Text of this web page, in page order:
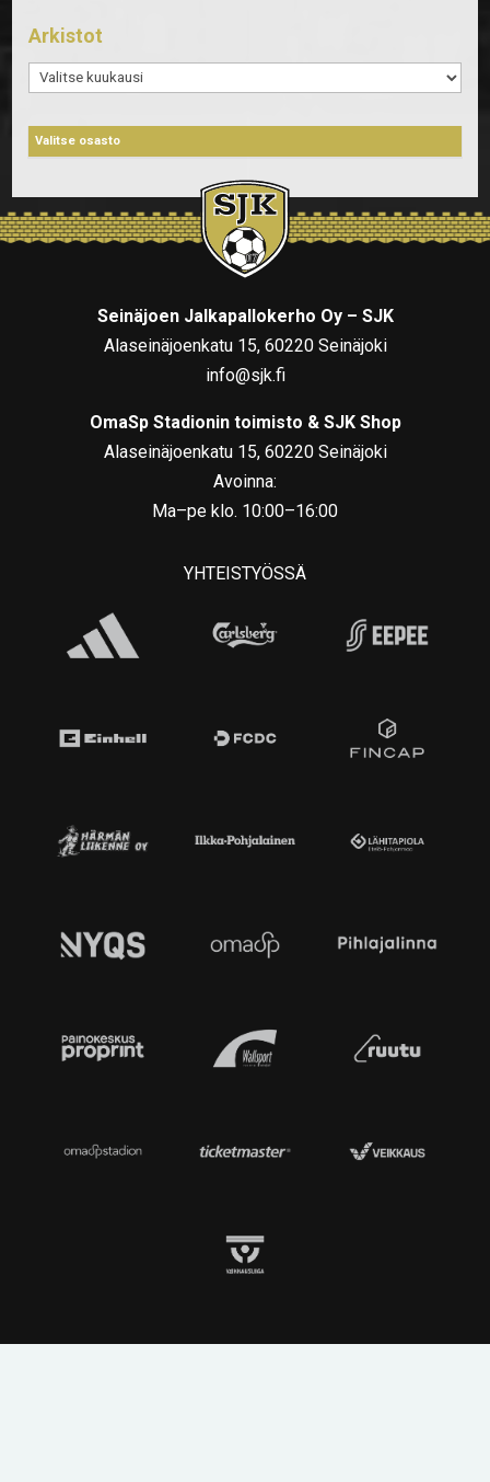
Arkistot
Arkistot
Seinäjoen Jalkapallokerho Oy – SJK
Alaseinäjoenkatu 15, 60220 Seinäjoki
info@sjk.fi
OmaSp Stadionin toimisto & SJK Shop
Alaseinäjoenkatu 15, 60220 Seinäjoki
Avoinna:
Ma–pe klo. 10:00–16:00
YHTEISTYÖSSÄ